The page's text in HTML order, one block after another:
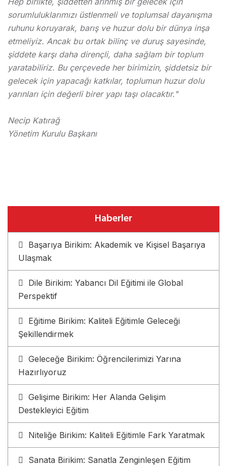
sorumluluklarımızı üstlenmeli ve toplumsal dayanışma
ruhunu koruyarak, barış ve huzur dolu bir dünya inşa
etmeliyiz. Ancak bu ortak bilinç ve duruş sayesinde,
şiddete karşı daha dirençli, daha sağlam bir toplum
yaratabiliriz. Bu çerçevede her birimizin, şiddetsiz bir
gelecek için yapacağı katkılar, toplumun huzur dolu
yarınları için değerli birer yapı taşı olacaktır."
Necip Katırağ
Yönetim Kurulu Başkanı
Haberler
Başarıya Birikim: Akademik ve Kişisel Başarıya
Ulaşmak
Dile Birikim: Yabancı Dil Eğitimi ile Global
Perspektif
Eğitime Birikim: Kaliteli Eğitimle Geleceği
Şekillendirmek
Geleceğe Birikim: Öğrencilerimizi Yarına
Hazırlıyoruz
Gelişime Birikim: Her Alanda Gelişim
Destekleyici Eğitim
Niteliğe Birikim: Kaliteli Eğitimle Fark Yaratmak
Sanata Birikim: Sanatla Zenginleşen Eğitim